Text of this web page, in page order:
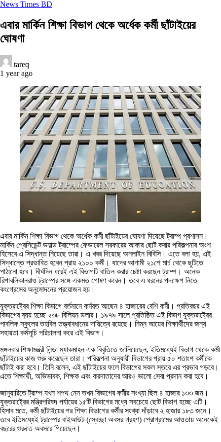
News Times BD
এবার মার্কিন শিক্ষা বিভাগ থেকে অর্ধেক কর্মী ছাঁটাইয়ের
ঘোষণা
tareq
1 year ago
এবার মার্কিন শিক্ষা বিভাগ থেকে অর্ধেক কর্মী ছাঁটাইয়ের ঘোষণা দিয়েছে ট্রাম্প প্রশাসন।
মার্কিন প্রেসিডেন্ট ডনাল্ড ট্রাম্পের ফেডারেল সরকারের আকার ছোট করার পরিকল্পনার অংশ
হিসেবে এ সিদ্ধান্ত নিয়েছে তারা। এ খবর দিয়েছে অনলাইন বিবিসি। এতে বলা হয়, এই
সিদ্ধান্তে প্রভাবিত হবেন প্রায় ২১০০ কর্মী। যাদের আগামী ২১শে মার্চ থেকে ছুটিতে
পাঠানো হবে। দীর্ঘদিন ধরেই এই বিভাগটি বাতিল করার চেষ্টা করছেন ট্রাম্প। অনেক
রিপাবলিকানরাও ট্রাম্পের সঙ্গে একমত পোষণ করেন। তবে এ ধরনের পদক্ষেপ নিতে
কংগ্রেসের অনুমোদনের প্রয়োজন হয়।
যুক্তরাষ্ট্রের শিক্ষা বিভাগে বর্তমানে কর্মরত আছেন ৪ হাজারের বেশি কর্মী। প্রতিবছর এই
বিভাগের ব্যয় হচ্ছে ২৩৮ বিলিয়ন ডলার। ১৯৭৯ সালে প্রতিষ্ঠিত এই বিভাগ যুক্তরাষ্ট্রের
পাবলিক স্কুলের তহবিল তত্ত্বাবধানের দায়িত্বে রয়েছে। নিম্ন আয়ের শিক্ষার্থীদের জন্য
সহায়তা কর্মসূচি পরিচালনা করে এই বিভাগ।
মঙ্গলবার শিক্ষামন্ত্রী লিন্ডা ম্যাকমাহন এক বিবৃতিতে জানিয়েছেন, ইতিমধ্যেই বিভাগ থেকে কর্মী
ছাঁটাইয়ের কাজ শুরু করেছেন তারা। পরিকল্পনা অনুযায়ী বিভাগের প্রায় ৫০ শতাংশ কর্মীকে
ছাঁটাই করা হবে। তিনি বলেন, এই ছাঁটাইয়ের ফলে বিভাগের সকল স্তরে এর প্রভাব পড়বে।
এতে শিক্ষার্থী, অভিভাবক, শিক্ষক এবং করদাতাদের আরও ভালো সেবা প্রদান করা হবে।
জানুয়ারিতে ট্রাম্প যখন শপথ নেন তখন বিভাগের কর্মীর সংখ্যা ছিল ৪ হাজার ১৩৩ জন।
যুক্তরাষ্ট্রের মন্ত্রিপরিষদ পর্যায়ের ১৫টি বিভাগের মধ্যে সবচেয়ে ছোট বিভাগ হচ্ছে এটি।
হিসাব মতে, কর্মী ছাঁটাইয়ের পর শিক্ষা বিভাগের কর্মীর সংখ্যা দাঁড়াবে ২ হাজার ১৮৩ জনে।
তবে ইতিমধ্যেই ট্রাম্পের বাইআউট (স্বেচ্ছা অবসর গ্রহণ) প্রোগ্রামের আওতায় অনেকেই
বছরের শুরুতে অবসরে গিয়েছেন।